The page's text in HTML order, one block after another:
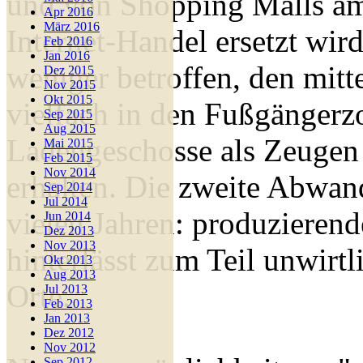
Apr 2016
März 2016
Feb 2016
Jan 2016
Dez 2015
Nov 2015
Okt 2015
Sep 2015
Aug 2015
Mai 2015
Feb 2015
Nov 2014
Sep 2014
Jul 2014
Jun 2014
Dez 2013
Nov 2013
Okt 2013
Aug 2013
Jul 2013
Feb 2013
Jan 2013
Dez 2012
Nov 2012
Internet-Handel ersetzt
weniger betroffen, den
vielfach in den
Ladengeschosse als
erhalten. Die zweite
vielen Jahren:
hinterlässt zum Teil
Orte.